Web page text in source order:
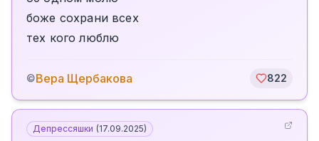
боже сохрани всех
тех кого люблю
©Вера Щербакова 822
Депрессяшки (17.09.2025)